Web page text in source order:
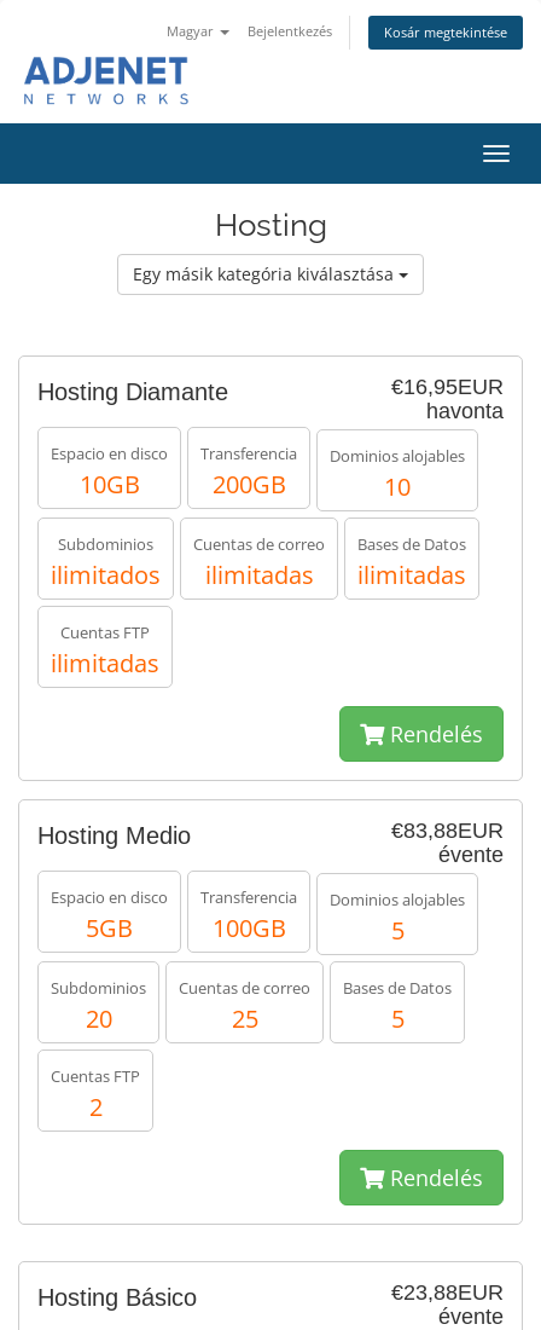
Magyar Bejelentkezés Kosár megtekintése
a
Hosting
Egy másik kategória kiválasztása
€16,95EUR
havonta
Hosting Diamante
Espacio en disco
10GB
Transferencia
200GB
Dominios alojables
10
Subdominios
ilimitados
Cuentas de correo
ilimitadas
Bases de Datos
ilimitadas
Cuentas FTP
ilimitadas
Rendelés
€83,88EUR
évente
Hosting Medio
Espacio en disco
5GB
Transferencia
100GB
Dominios alojables
5
Subdominios
20
Cuentas de correo
25
Bases de Datos
5
Cuentas FTP
2
Rendelés
€23,88EUR
évente
Hosting Básico